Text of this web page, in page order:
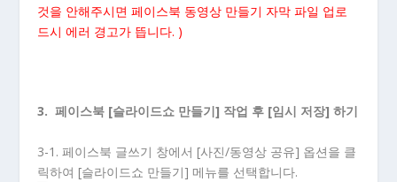
것을 안해주시면 페이스북 동영상 만들기 자막 파일 업로
드시 에러 경고가 뜹니다. )
3. 페이스북 [슬라이드쇼 만들기] 작업 후 [임시 저장] 하기
3-1. 페이스북 글쓰기 창에서 [사진/동영상 공유] 옵션을 클
릭하여 [슬라이드쇼 만들기] 메뉴를 선택합니다.